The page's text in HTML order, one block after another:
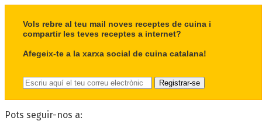
Vols rebre al teu mail noves receptes de cuina i
compartir les teves receptes a internet?
Afegeix-te a la xarxa social de cuina catalana!
Pots seguir-nos a: